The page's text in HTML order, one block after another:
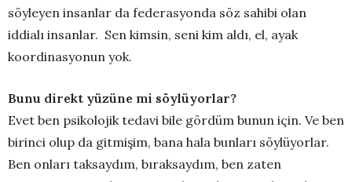
söyleyen insanlar da federasyonda söz sahibi olan
iddialı insanlar. Sen kimsin, seni kim aldı, el, ayak
koordinasyonun yok.
Bunu direkt yüzüne mi söylüyorlar?
Evet ben psikolojik tedavi bile gördüm bunun için. Ve ben
birinci olup da gitmişim, bana hala bunları söylüyorlar.
Ben onları taksaydım, bıraksaydım, ben zaten